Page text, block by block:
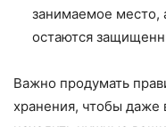
занимаемое место,
остаются
Важно продумать
хранения, чтобы даже